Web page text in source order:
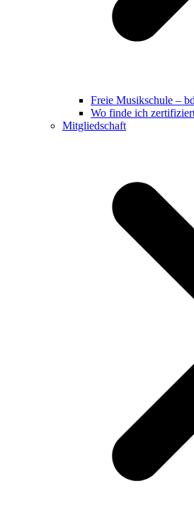
Freie Musikschule –
Wo finde ich
Mitgliedschaft